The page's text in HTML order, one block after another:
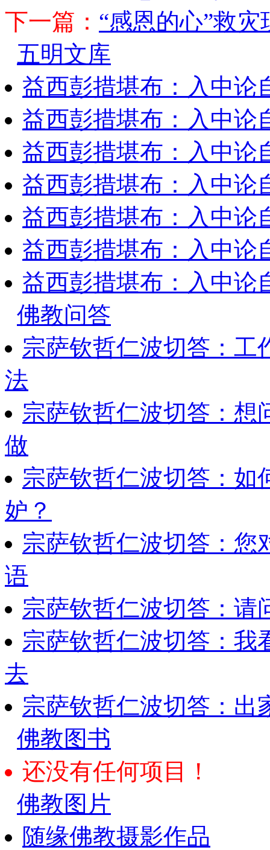
下一篇： “感恩的心”救
五明文库
益西彭措堪布：入中论
益西彭措堪布：入中论
益西彭措堪布：入中论
益西彭措堪布：入中论
益西彭措堪布：入中论
益西彭措堪布：入中论
益西彭措堪布：入中论
佛教问答
宗萨钦哲仁波切答：工
法
宗萨钦哲仁波切答：想
做
宗萨钦哲仁波切答：如
妒？
宗萨钦哲仁波切答：您
语
宗萨钦哲仁波切答：请
宗萨钦哲仁波切答：我
去
宗萨钦哲仁波切答：出
佛教图书
还没有任何项目！
佛教图片
随缘佛教摄影作品